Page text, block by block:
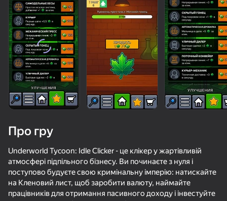
50+ топ-ігор, у які грають
навіть ті, хто «не грає»
Apple Worm
36
Головоломка с винтами 3D
70
Тап-баскет: Забивай в кольцо!
28
Плинко
Про гру
Underworld Tycoon: Idle Clicker - це клікер у жартівливій
атмосфері підпільного бізнесу. Ви починаєте з нуля і
поступово будуєте свою кримінальну імперію: натискайте
на Кленовий лист, щоб заробити валюту, наймайте
працівників для отримання пасивного доходу і інвестуйте